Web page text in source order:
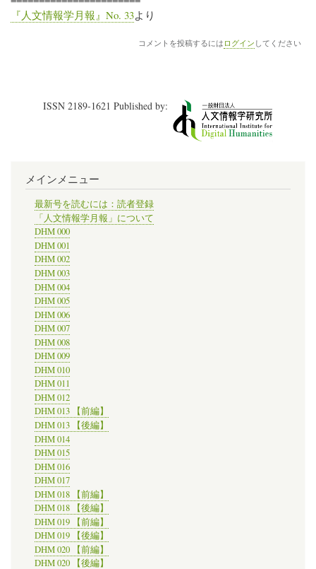
『人文情報学月報』No. 33より
コメントを投稿するにはログインしてください
ISSN 2189-1621 Published by:
メインメニュー
最新号を読むには：読者登録
「人文情報学月報」について
DHM 000
DHM 001
DHM 002
DHM 003
DHM 004
DHM 005
DHM 006
DHM 007
DHM 008
DHM 009
DHM 010
DHM 011
DHM 012
DHM 013 【前編】
DHM 013 【後編】
DHM 014
DHM 015
DHM 016
DHM 017
DHM 018 【前編】
DHM 018 【後編】
DHM 019 【前編】
DHM 019 【後編】
DHM 020 【前編】
DHM 020 【後編】